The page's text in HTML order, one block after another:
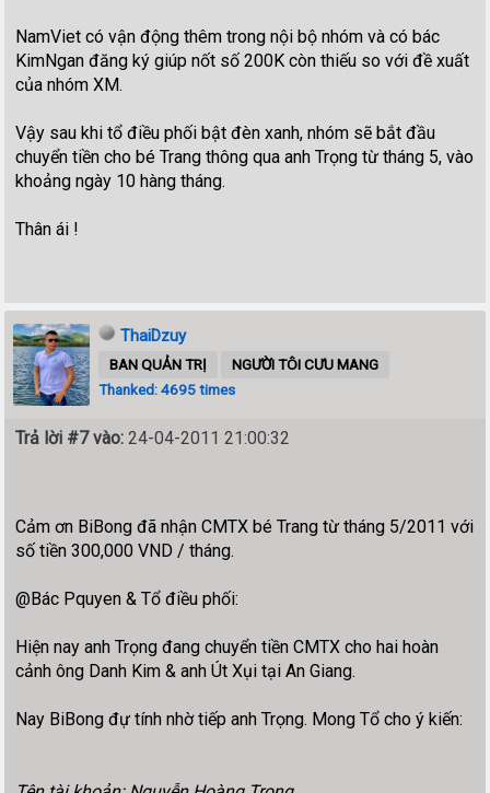
NamViet có vận động thêm trong nội bộ nhóm và có bác
KimNgan đăng ký giúp nốt số 200K còn thiếu so với đề xuất
của nhóm XM.
Vậy sau khi tổ điều phối bật đèn xanh, nhóm sẽ bắt đầu
chuyển tiền cho bé Trang thông qua anh Trọng từ tháng 5, vào
khoảng ngày 10 hàng tháng.
Thân ái !
ThaiDzuy
BAN QUẢN TRỊ
NGƯỜI TÔI CƯU MANG
Thanked: 4695 times
Trả lời #7 vào: 24-04-2011 21:00:32
Cảm ơn BiBong đã nhận CMTX bé Trang từ tháng 5/2011 với
số tiền 300,000 VND / tháng.
@Bác Pquyen & Tổ điều phối:
Hiện nay anh Trọng đang chuyển tiền CMTX cho hai hoàn
cảnh ông Danh Kim & anh Út Xụi tại An Giang.
Nay BiBong đự tính nhờ tiếp anh Trọng. Mong Tổ cho ý kiến: